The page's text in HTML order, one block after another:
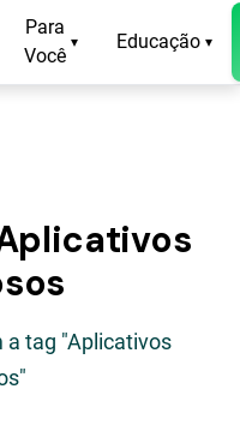
Para
Você
▾ Educação ▾
a tag "Aplicativos